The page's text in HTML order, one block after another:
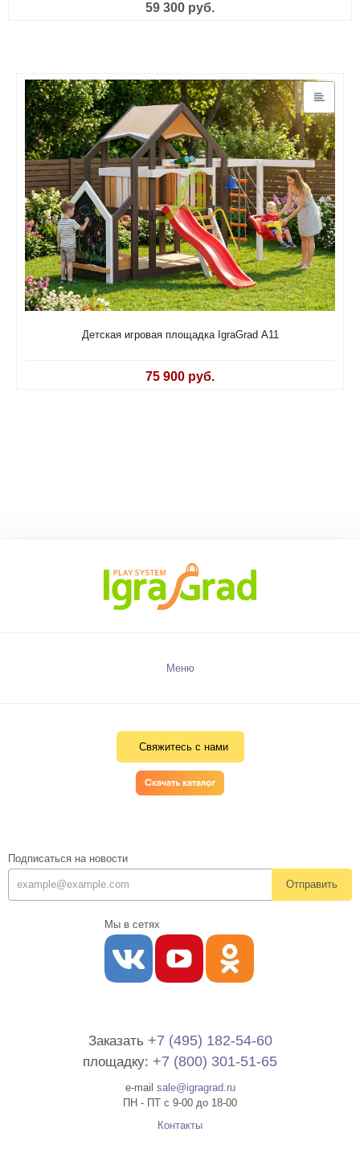
59 300 руб.
Детская игровая площадка IgraGrad А11
75 900 руб.
Меню
Свяжитесь с нами
Подписаться на новости
Отправить
Мы в сетях
Заказать +7 (495) 182-54-60
площадку: +7 (800) 301-51-65
e-mail sale@igragrad.ru
ПН - ПТ с 9-00 до 18-00
Контакты